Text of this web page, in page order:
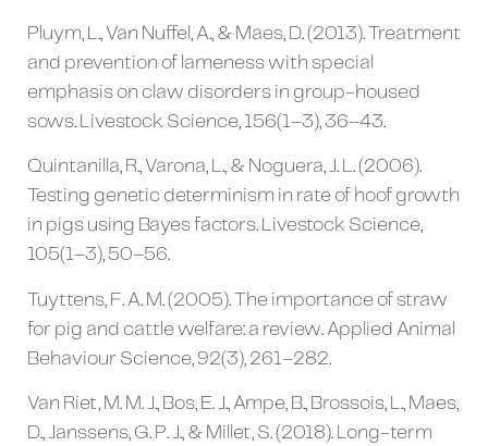
Pluym, L., Van Nuffel, A., & Maes, D. (2013). Treatment
and prevention of lameness with special
emphasis on claw disorders in group-housed
sows. Livestock Science, 156(1–3), 36–43.
Quintanilla, R., Varona, L., & Noguera, J. L. (2006).
Testing genetic determinism in rate of hoof growth
in pigs using Bayes factors. Livestock Science,
105(1–3), 50–56.
Tuyttens, F. A. M. (2005). The importance of straw
for pig and cattle welfare: a review. Applied Animal
Behaviour Science, 92(3), 261–282.
Van Riet, M. M. J., Bos, E. J., Ampe, B., Brossois, L., Maes,
D., Janssens, G. P. J., & Millet, S. (2018). Long-term